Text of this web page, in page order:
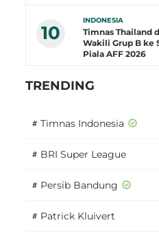
10
INDONESIA
Timnas Thailand
Wakili Grup B ke
Piala AFF 2026
TRENDING
# Timnas Indonesia
# BRI Super League
# Persib Bandung
# Patrick Kluivert